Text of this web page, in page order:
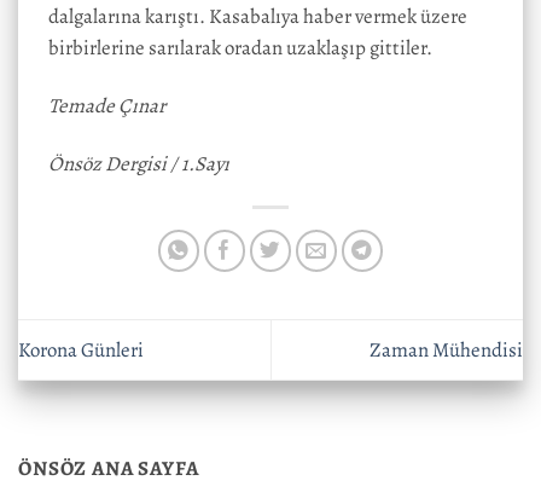
dalgalarına karıştı. Kasabalıya haber vermek üzere
birbirlerine sarılarak oradan uzaklaşıp gittiler.
Temade Çınar
Önsöz Dergisi /1.Sayı
Korona Günleri Zaman Mühendisi
ÖNSÖZ ANA SAYFA